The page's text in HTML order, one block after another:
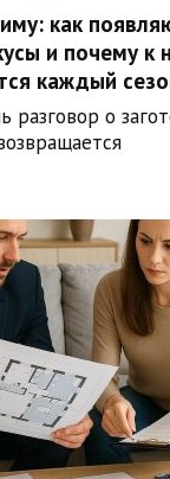
как
и почему к
каждый
разговор о